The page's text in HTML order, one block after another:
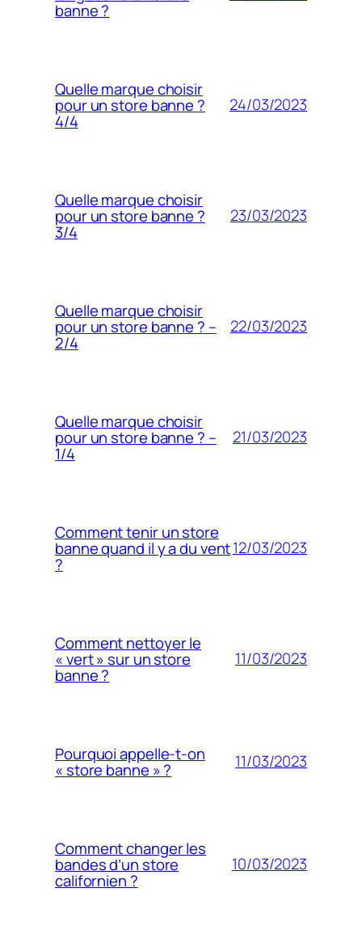
banne ?
Quelle marque choisir
pour un store banne ?
4/4
24/03/2023
Quelle marque choisir
pour un store banne ?
3/4
23/03/2023
Quelle marque choisir
pour un store banne ? –
2/4
22/03/2023
Quelle marque choisir
pour un store banne ? –
1/4
21/03/2023
Comment tenir un store
banne quand il y a du vent
?
12/03/2023
Comment nettoyer le
« vert » sur un store
banne ?
11/03/2023
Pourquoi appelle-t-on
« store banne » ? 11/03/2023
Comment changer les
bandes d’un store
californien ?
10/03/2023